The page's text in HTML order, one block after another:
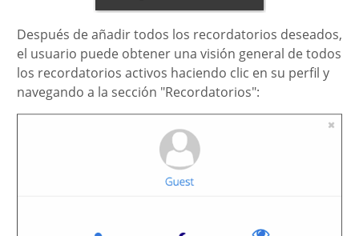
Después de añadir todos los recordatorios deseados,
el usuario puede obtener una visión general de todos
los recordatorios activos haciendo clic en su perfil y
navegando a la sección "Recordatorios":